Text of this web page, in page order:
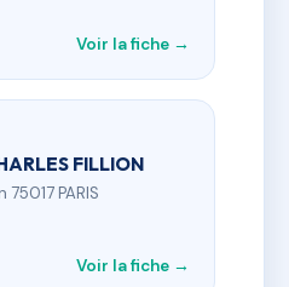
Voir la fiche →
FILLION
PARIS
Voir la fiche →